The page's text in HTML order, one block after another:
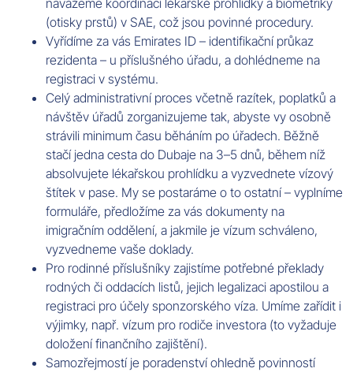
(otisky prstů) v SAE, což jsou povinné procedury.
Vyřídíme za vás Emirates ID – identifikační průkaz
rezidenta – u příslušného úřadu, a dohlédneme na
registraci v systému.
Celý administrativní proces včetně razítek, poplatků a
návštěv úřadů zorganizujeme tak, abyste vy osobně
strávili minimum času běháním po úřadech. Běžně
stačí jedna cesta do Dubaje na 3–5 dnů, během níž
absolvujete lékařskou prohlídku a vyzvednete vízový
štítek v pase. My se postaráme o to ostatní – vyplníme
formuláře, předložíme za vás dokumenty na
imigračním oddělení, a jakmile je vízum schváleno,
vyzvedneme vaše doklady.
Pro rodinné příslušníky zajistíme potřebné překlady
rodných či oddacích listů, jejich legalizaci apostilou a
registraci pro účely sponzorského víza. Umíme zařídit i
výjimky, např. vízum pro rodiče investora (to vyžaduje
doložení finančního zajištění).
Samozřejmostí je poradenství ohledně povinností